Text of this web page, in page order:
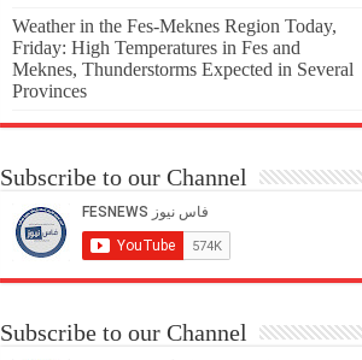
Weather in the Fes-Meknes Region Today,
Friday: High Temperatures in Fes and
Meknes, Thunderstorms Expected in Several
Provinces
Subscribe to our Channel
Subscribe to our Channel